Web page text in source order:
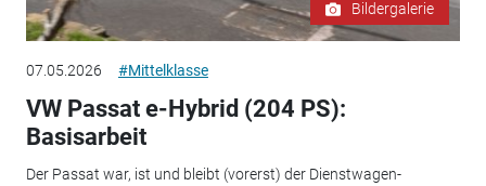
Bildergalerie
07.05.2026 #Mittelklasse
VW Passat e-Hybrid (204 PS):
Basisarbeit
Der Passat war, ist und bleibt (vorerst) der Dienstwagen-